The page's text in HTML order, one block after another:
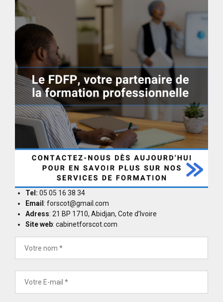
Tel: 05 05 16 38 34
Email : forscot@gmail.com
Adress: 21 BP 1710, Abidjan, Cote d’Ivoire
Site web: cabinetforscot.com